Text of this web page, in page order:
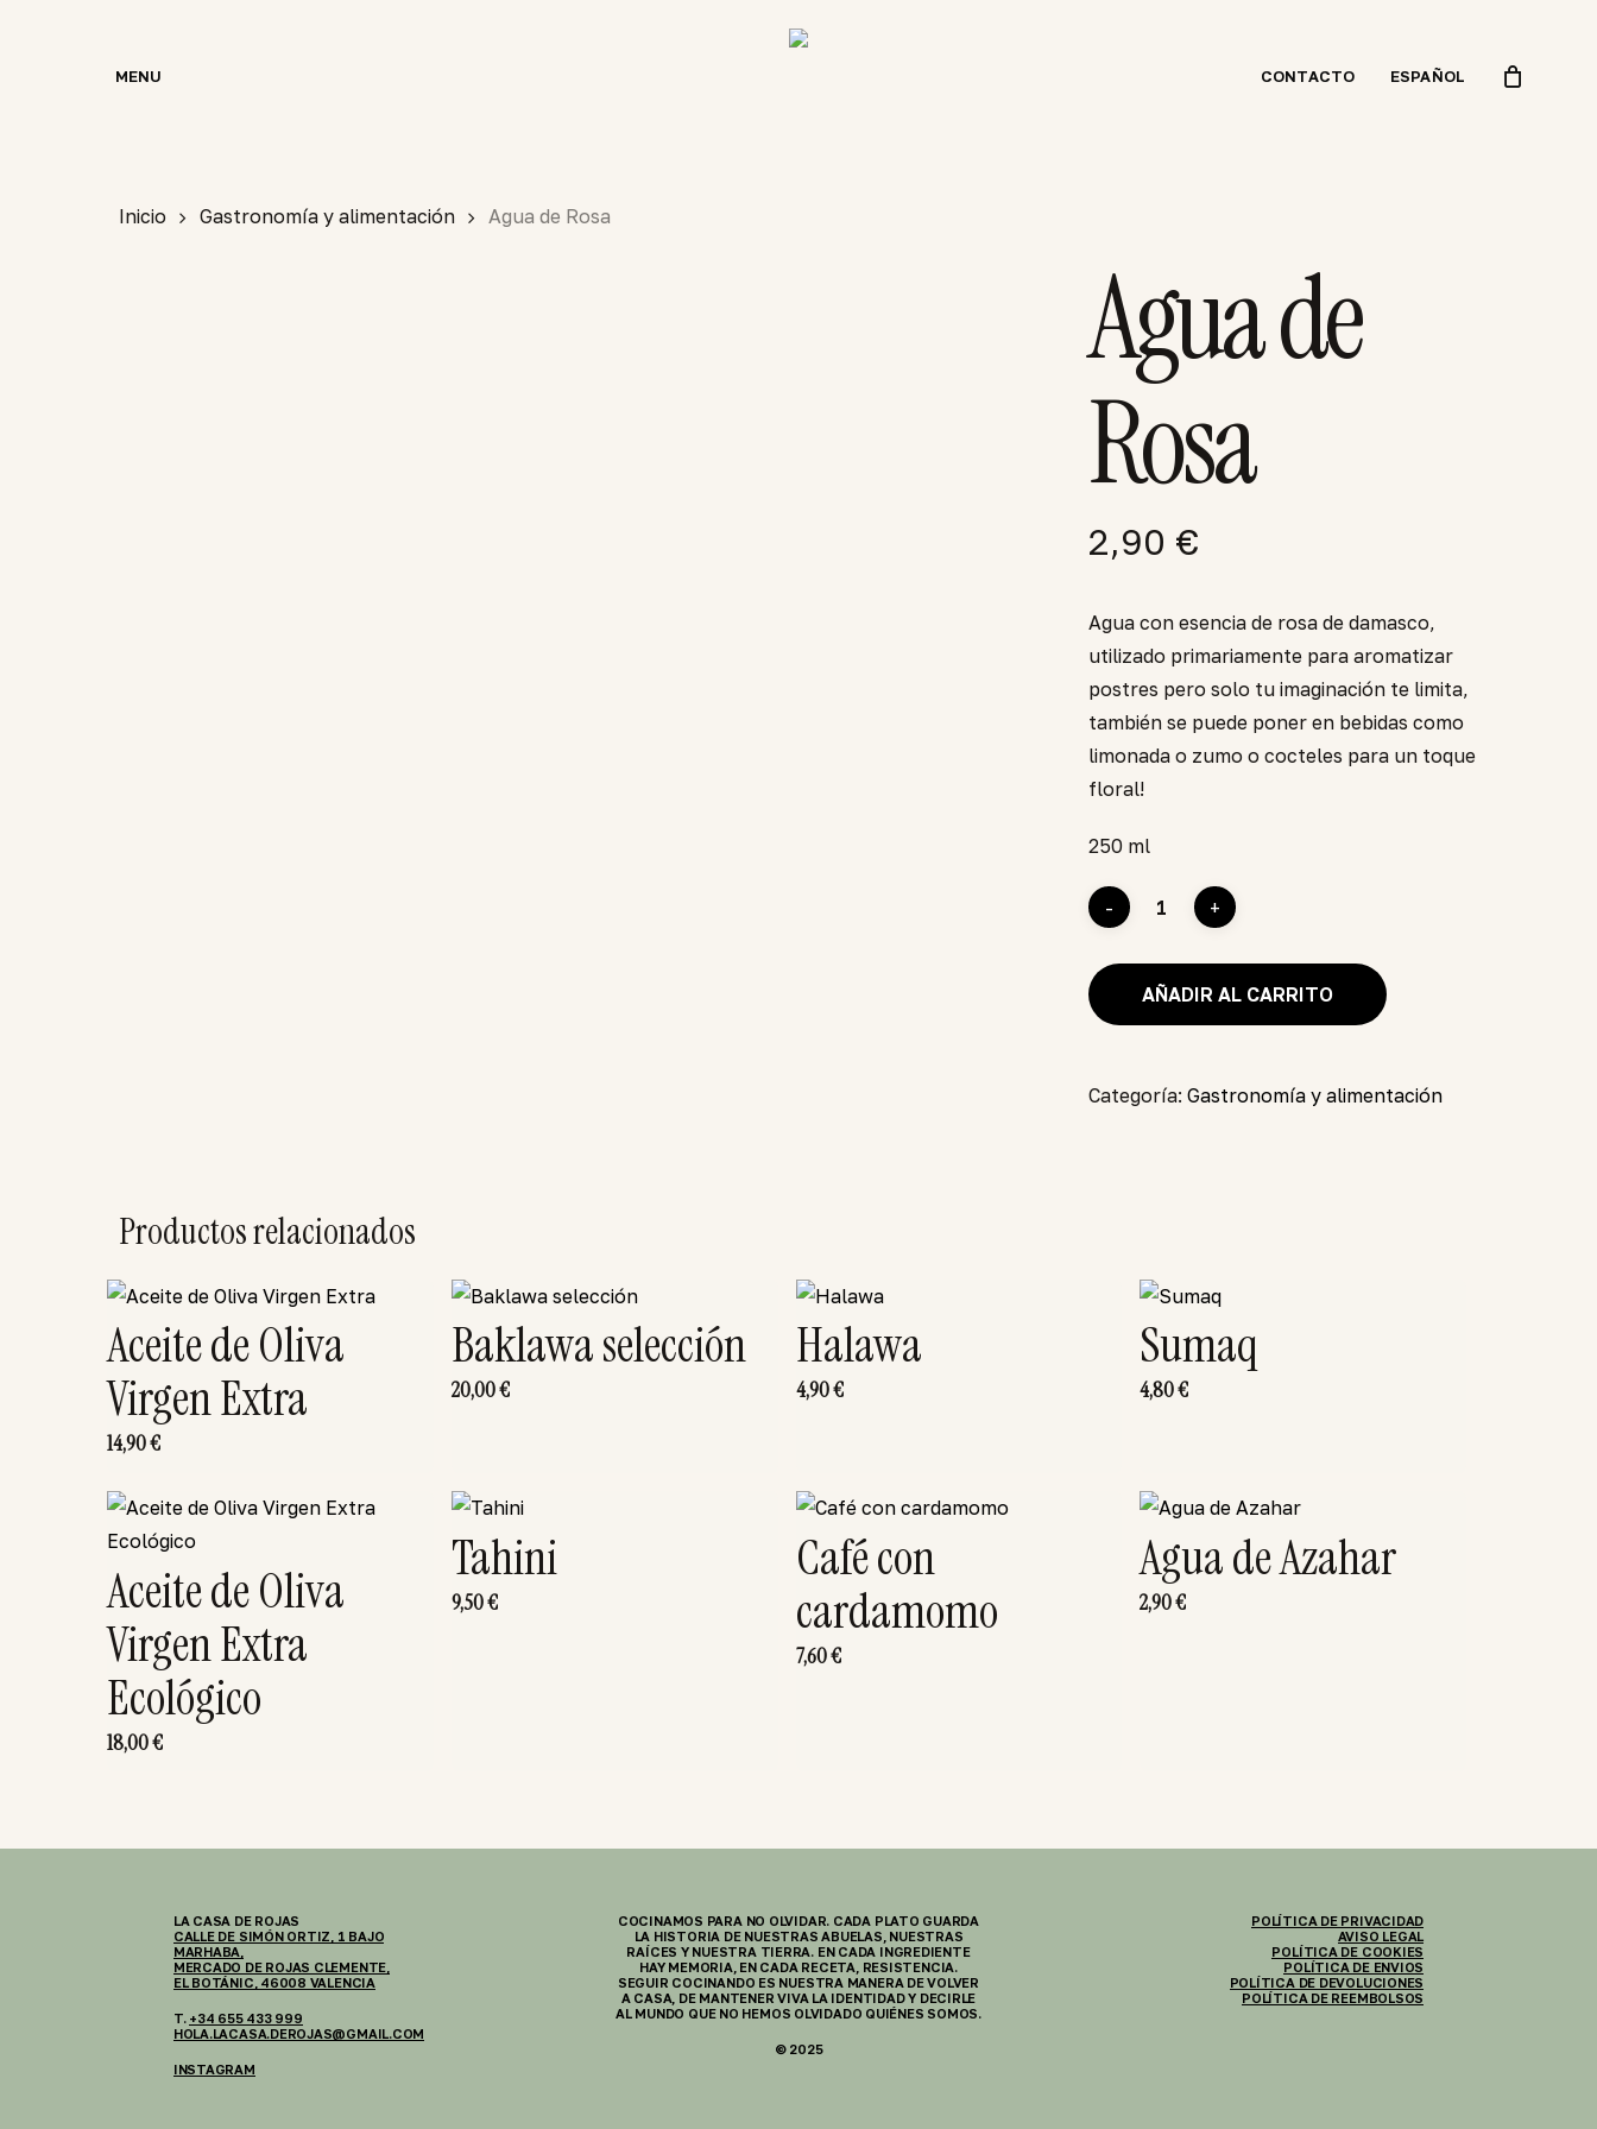
MENU CONTACTO ESPAÑOL
Inicio Gastronomía y alimentación Agua de Rosa
Agua de
Rosa
2,90 €
Agua con esencia de rosa de damasco,
utilizado primariamente para aromatizar
postres pero solo tu imaginación te limita,
también se puede poner en bebidas como
limonada o zumo o cocteles para un toque
floral!
250 ml
AÑADIR AL CARRITO
Categoría: Gastronomía y alimentación
Productos relacionados
Aceite de Oliva
Virgen Extra
14,90€
Baklawa selección
20,00€
Halawa
4,90€
Sumaq
4,80€
Aceite de Oliva
Virgen Extra
Ecológico
18,00€
Tahini
9,50€
Café con
cardamomo
7,60€
Agua de Azahar
2,90€
LA CASA DE ROJAS
CALLE DE SIMÓN ORTIZ, 1 BAJO
MARHABA,
MERCADO DE ROJAS CLEMENTE,
EL BOTÁNIC, 46008 VALENCIA
T. +34 655 433 999
HOLA.LACASA.DEROJAS@GMAIL.COM
INSTAGRAM
COCINAMOS PARA NO OLVIDAR. CADA PLATO GUARDA
LA HISTORIA DE NUESTRAS ABUELAS, NUESTRAS
RAÍCES Y NUESTRA TIERRA. EN CADA INGREDIENTE
HAY MEMORIA, EN CADA RECETA, RESISTENCIA.
SEGUIR COCINANDO ES NUESTRA MANERA DE VOLVER
A CASA, DE MANTENER VIVA LA IDENTIDAD Y DECIRLE
AL MUNDO QUE NO HEMOS OLVIDADO QUIÉNES SOMOS.
© 2025
POLÍTICA DE PRIVACIDAD
AVISO LEGAL
POLÍTICA DE COOKIES
POLÍTICA DE ENVIOS
POLÍTICA DE DEVOLUCIONES
POLÍTICA DE REEMBOLSOS